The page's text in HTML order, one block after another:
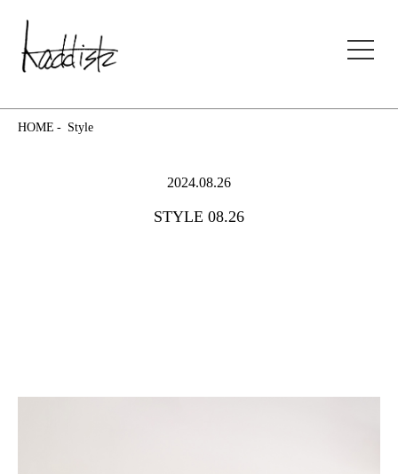
kaddish development store
HOME Style
2024.08.26
STYLE 08.26